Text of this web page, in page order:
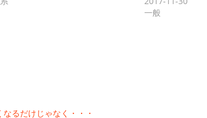
一般
るだけじゃなく・・・